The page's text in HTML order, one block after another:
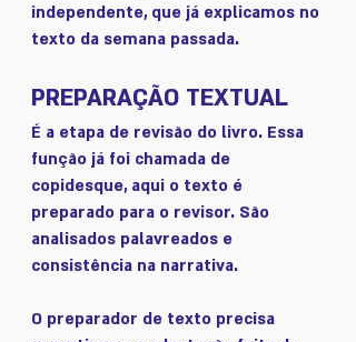
independente, que já explicamos no
texto da semana passada.
PREPARAÇÃO TEXTUAL
É a etapa de revisão do livro. Essa
função já foi chamada de
copidesque, aqui o texto é
preparado para o revisor. São
analisados palavreados e
consistência na narrativa.
O preparador de texto precisa